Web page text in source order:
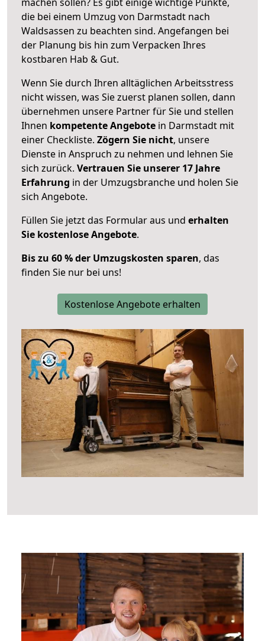
die bei einem Umzug von Darmstadt nach
Waldsassen zu beachten sind. Angefangen bei
der Planung bis hin zum Verpacken Ihres
kostbaren Hab & Gut.
Wenn Sie durch Ihren alltäglichen Arbeitsstress
nicht wissen, was Sie zuerst planen sollen, dann
übernehmen unsere Partner für Sie und stellen
Ihnen kompetente Angebote in Darmstadt mit
einer Checkliste. Zögern Sie nicht, unsere
Dienste in Anspruch zu nehmen und lehnen Sie
sich zurück. Vertrauen Sie unserer 17 Jahre
Erfahrung in der Umzugsbranche und holen Sie
sich Angebote.
Füllen Sie jetzt das Formular aus und erhalten
Sie kostenlose Angebote.
Bis zu 60 % der Umzugskosten sparen, das
finden Sie nur bei uns!
Kostenlose Angebote erhalten